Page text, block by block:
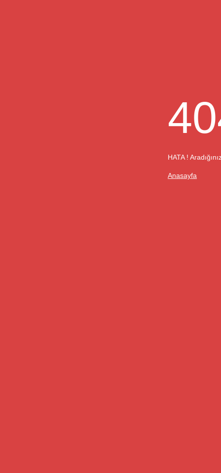
HATA !
Anasayfa